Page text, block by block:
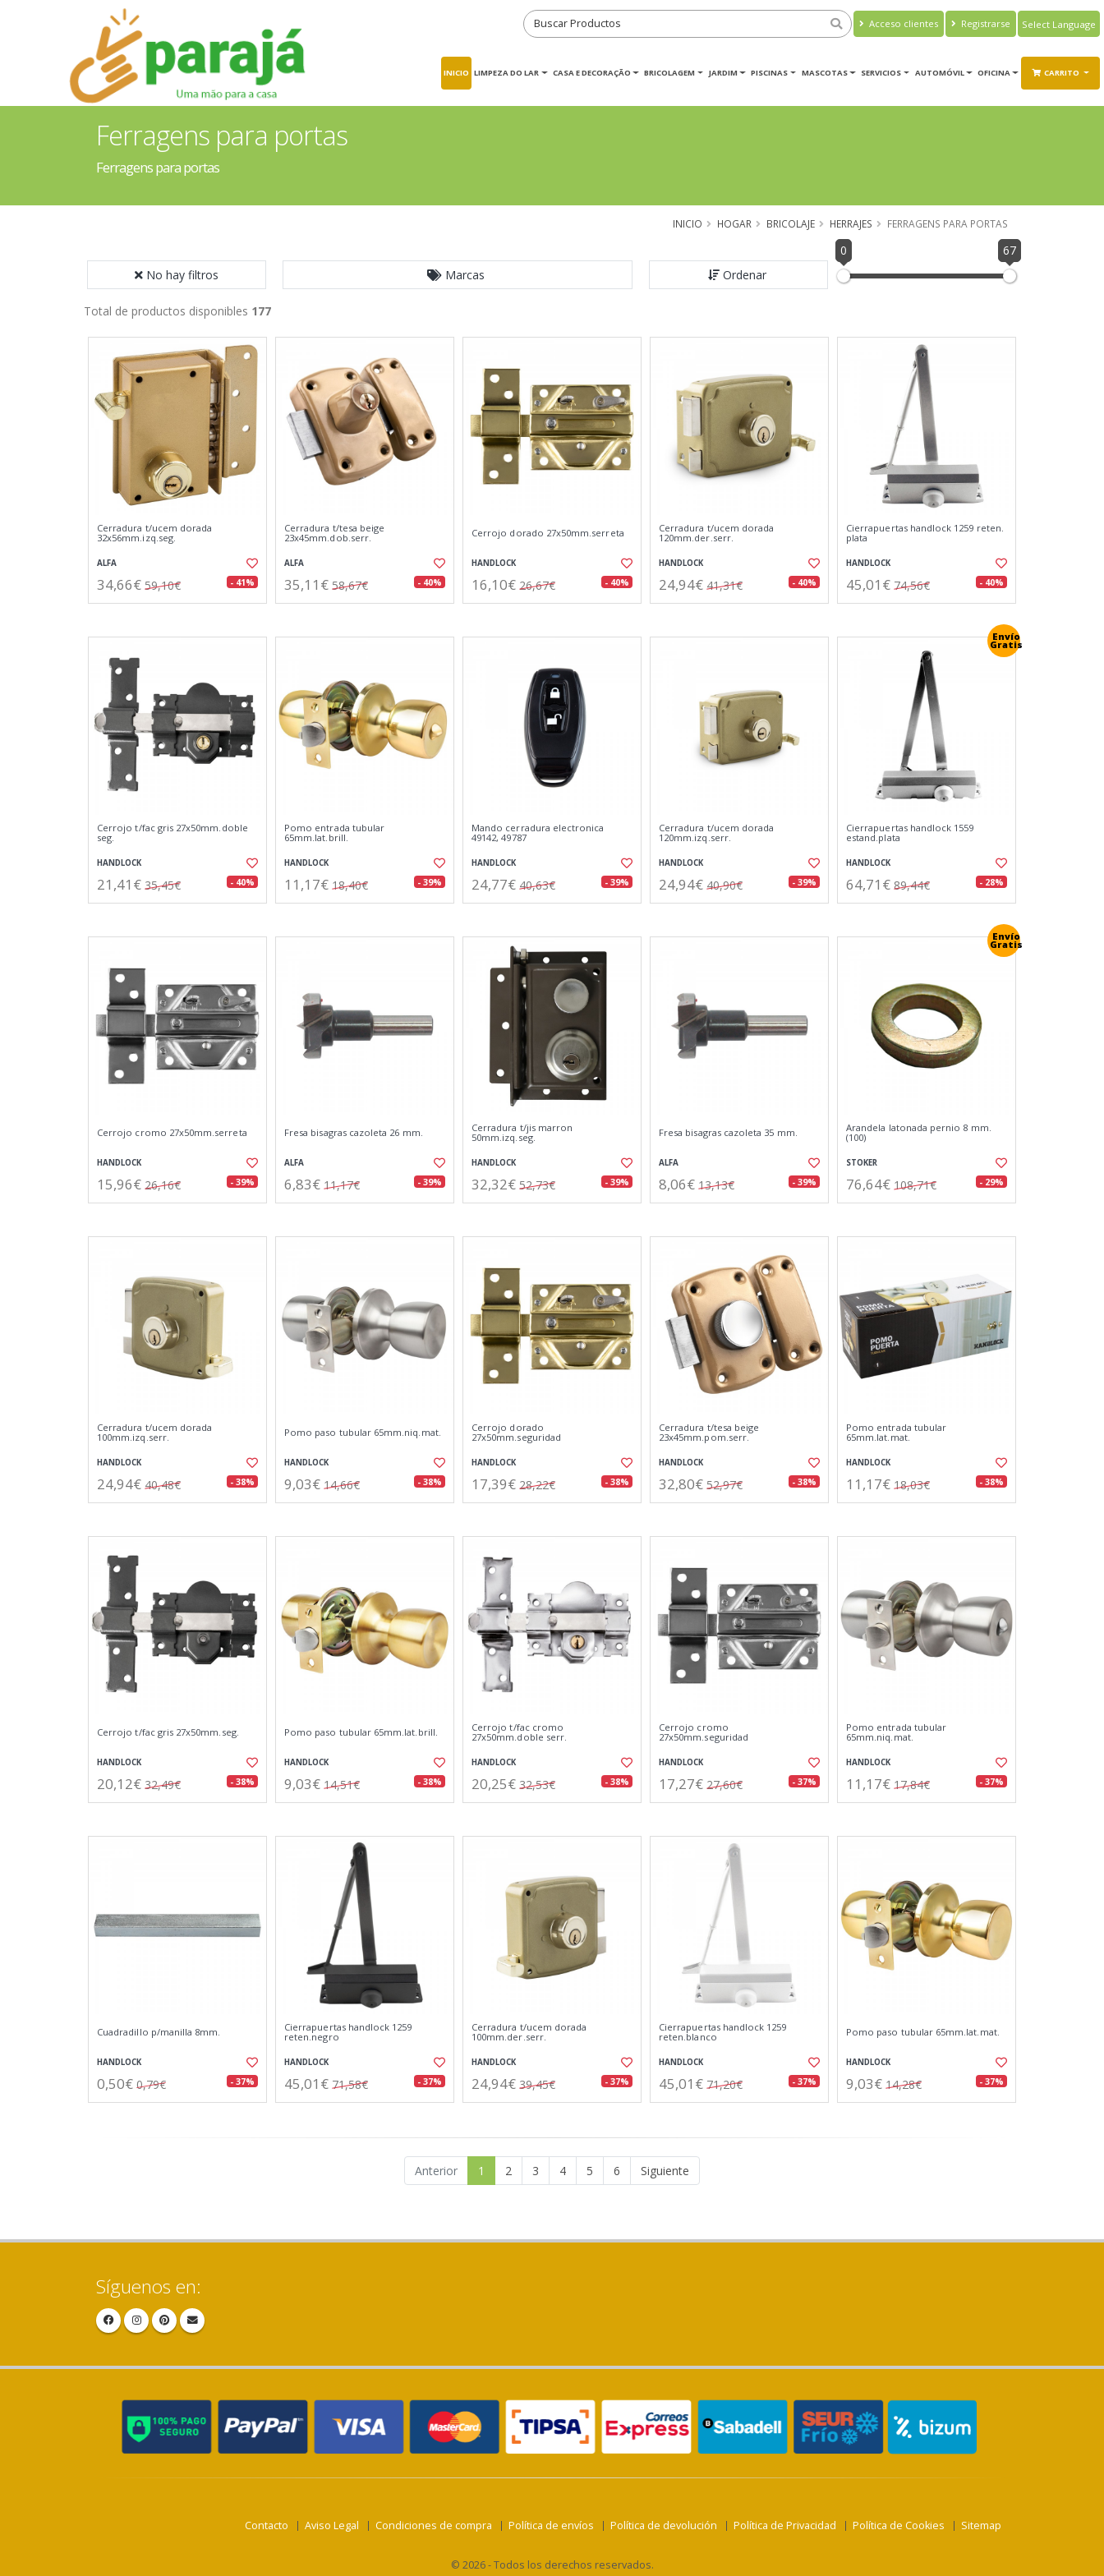
Acceso clientes Registrarse
Translate
INICIO LIMPEZA DO LAR CASA E DECORAÇÃO BRICOLAGEM JARDIM PISCINAS MASCOTAS SERVICIOS AUTOMÓVIL OFICINA CARRITO
Ferragens para portas
Ferragens para portas
INICIO HOGAR BRICOLAJE HERRAJES FERRAGENS PARA PORTAS
No hay filtros Marcas Ordenar
0 67
Total de productos disponibles 177
Cerradura t/ucem dorada
32x56mm.izq.seg.
ALFA
34,66€ 59,10€ - 41%
Cerradura t/tesa beige
23x45mm.dob.serr.
ALFA
35,11€ 58,67€ - 40%
Cerrojo dorado 27x50mm.serreta
HANDLOCK
16,10€ 26,67€ - 40%
Cerradura t/ucem dorada
120mm.der.serr.
HANDLOCK
24,94€ 41,31€ - 40%
Cierrapuertas handlock 1259 reten.
plata
HANDLOCK
45,01€ 74,56€ - 40%
Cerrojo t/fac gris 27x50mm.doble
seg.
HANDLOCK
21,41€ 35,45€ - 40%
Pomo entrada tubular
65mm.lat.brill.
HANDLOCK
11,17€ 18,40€ - 39%
Mando cerradura electronica
49142, 49787
HANDLOCK
24,77€ 40,63€ - 39%
Cerradura t/ucem dorada
120mm.izq.serr.
HANDLOCK
24,94€ 40,90€ - 39%
Envío
Gratis
Cierrapuertas handlock 1559
estand.plata
HANDLOCK
64,71€ 89,44€ - 28%
Cerrojo cromo 27x50mm.serreta
HANDLOCK
15,96€ 26,16€ - 39%
Fresa bisagras cazoleta 26 mm.
ALFA
6,83€ 11,17€ - 39%
Cerradura t/jis marron
50mm.izq.seg.
HANDLOCK
32,32€ 52,73€ - 39%
Fresa bisagras cazoleta 35 mm.
ALFA
8,06€ 13,13€ - 39%
Envío
Gratis
Arandela latonada pernio 8 mm.
(100)
STOKER
76,64€ 108,71€ - 29%
Cerradura t/ucem dorada
100mm.izq.serr.
HANDLOCK
24,94€ 40,48€ - 38%
Pomo paso tubular 65mm.niq.mat.
HANDLOCK
9,03€ 14,66€ - 38%
Cerrojo dorado
27x50mm.seguridad
HANDLOCK
17,39€ 28,22€ - 38%
Cerradura t/tesa beige
23x45mm.pom.serr.
HANDLOCK
32,80€ 52,97€ - 38%
Pomo entrada tubular
65mm.lat.mat.
HANDLOCK
11,17€ 18,03€ - 38%
Cerrojo t/fac gris 27x50mm.seg.
HANDLOCK
20,12€ 32,49€ - 38%
Pomo paso tubular 65mm.lat.brill.
HANDLOCK
9,03€ 14,51€ - 38%
Cerrojo t/fac cromo
27x50mm.doble serr.
HANDLOCK
20,25€ 32,53€ - 38%
Cerrojo cromo
27x50mm.seguridad
HANDLOCK
17,27€ 27,60€ - 37%
Pomo entrada tubular
65mm.niq.mat.
HANDLOCK
11,17€ 17,84€ - 37%
Cuadradillo p/manilla 8mm.
HANDLOCK
0,50€ 0,79€ - 37%
Cierrapuertas handlock 1259
reten.negro
HANDLOCK
45,01€ 71,58€ - 37%
Cerradura t/ucem dorada
100mm.der.serr.
HANDLOCK
24,94€ 39,45€ - 37%
Cierrapuertas handlock 1259
reten.blanco
HANDLOCK
45,01€ 71,20€ - 37%
Pomo paso tubular 65mm.lat.mat.
HANDLOCK
9,03€ 14,28€ - 37%
Anterior 1 2 3 4 5 6 Siguiente
Síguenos en:
Contacto Aviso Legal Condiciones de compra Política de envíos Política de devolución Política de Privacidad Política de Cookies Sitemap
© 2026 - Todos los derechos reservados.